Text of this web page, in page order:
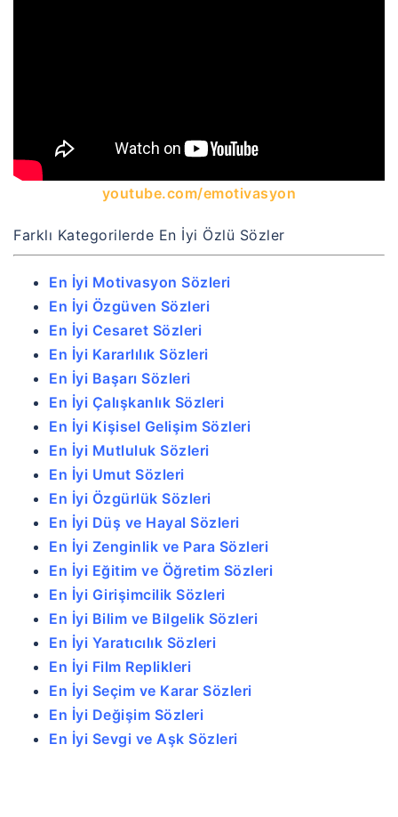
youtube.com/emotivasyon
Farklı Kategorilerde En İyi Özlü Sözler
En İyi Motivasyon Sözleri
En İyi Özgüven Sözleri
En İyi Cesaret Sözleri
En İyi Kararlılık Sözleri
En İyi Başarı Sözleri
En İyi Çalışkanlık Sözleri
En İyi Kişisel Gelişim Sözleri
En İyi Mutluluk Sözleri
En İyi Umut Sözleri
En İyi Özgürlük Sözleri
En İyi Düş ve Hayal Sözleri
En İyi Zenginlik ve Para Sözleri
En İyi Eğitim ve Öğretim Sözleri
En İyi Girişimcilik Sözleri
En İyi Bilim ve Bilgelik Sözleri
En İyi Yaratıcılık Sözleri
En İyi Film Replikleri
En İyi Seçim ve Karar Sözleri
En İyi Değişim Sözleri
En İyi Sevgi ve Aşk Sözleri